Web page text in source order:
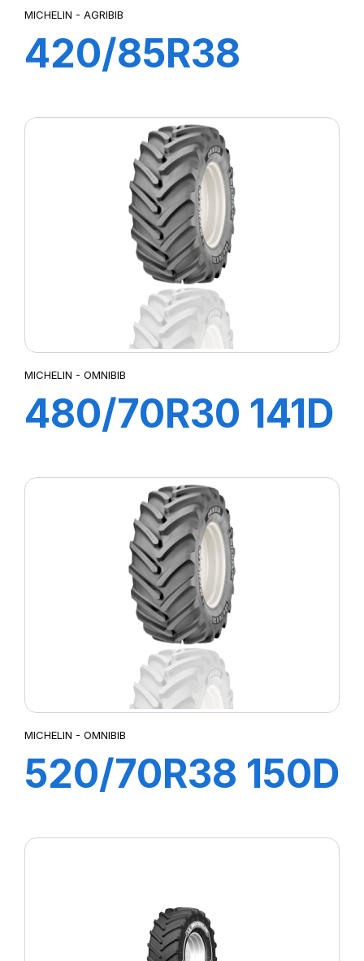
MICHELIN - AGRIBIB
420/85R38
AGRIBIB
MICHELIN - OMNIBIB
480/70R30 141D
MICHELIN - OMNIBIB
520/70R38 150D